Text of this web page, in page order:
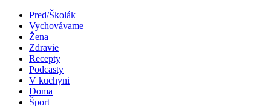
Pred/Školák
Vychovávame
Žena
Zdravie
Recepty
Podcasty
V kuchyni
Doma
Šport